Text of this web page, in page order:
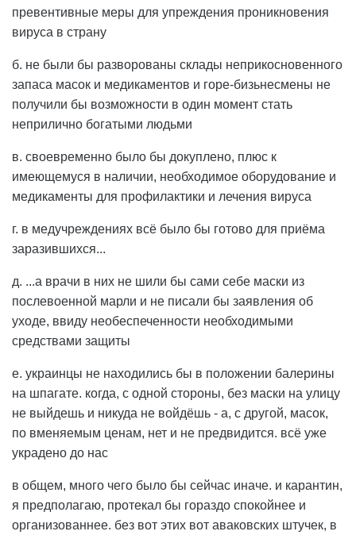
превентивные меры для упреждения проникновения
вируса в страну
б. не были бы разворованы склады неприкосновенного
запаса масок и медикаментов и горе-бизьнесмены не
получили бы возможности в один момент стать
неприлично богатыми людьми
в. своевременно было бы докуплено, плюс к
имеющемуся в наличии, необходимое оборудование и
медикаменты для профилактики и лечения вируса
г. в медучреждениях всё было бы готово для приёма
заразившихся...
д. ...а врачи в них не шили бы сами себе маски из
послевоенной марли и не писали бы заявления об
уходе, ввиду необеспеченности необходимыми
средствами защиты
е. украинцы не находились бы в положении балерины
на шпагате. когда, с одной стороны, без маски на улицу
не выйдешь и никуда не войдёшь - а, с другой, масок,
по вменяемым ценам, нет и не предвидится. всё уже
украдено до нас
в общем, много чего было бы сейчас иначе. и карантин,
я предполагаю, протекал бы гораздо спокойнее и
организованнее. без вот этих вот аваковских штучек, в